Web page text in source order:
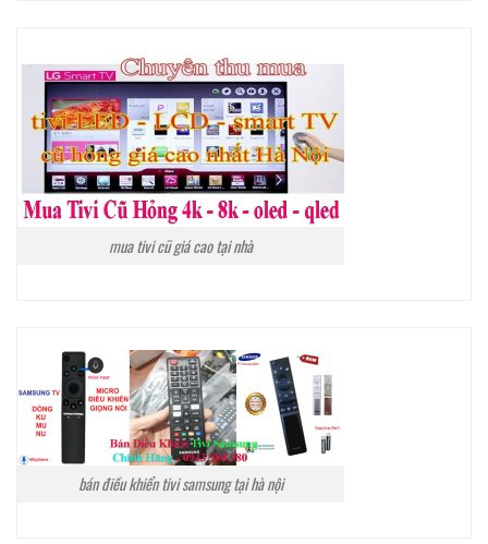
mua tivi cũ giá cao tại nhà
bán điều khiển tivi samsung tại hà nội